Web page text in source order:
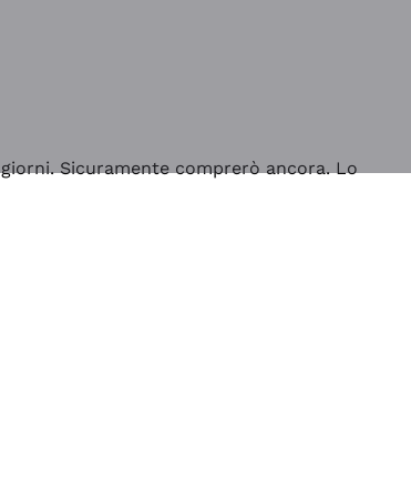
Sicuramente comprerò ancora. Lo